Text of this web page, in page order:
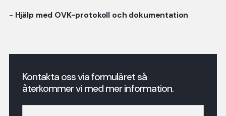
- Hjälp med OVK-protokoll och dokumentation
Kontakta oss via formuläret så
återkommer vi med mer information.